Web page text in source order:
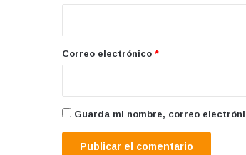
*
Correo electrónico *
Guarda mi nombre, correo